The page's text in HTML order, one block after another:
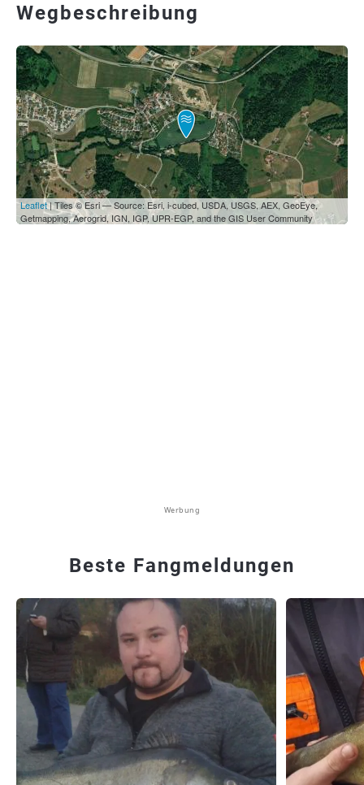
Wegbeschreibung
Leaflet| Tiles © Esri — Source: Esri, i-cubed, USDA, USGS, AEX, GeoEye,
Getmapping, Aerogrid, IGN, IGP, UPR-EGP, and the GIS User Community
Werbung
Beste Fangmeldungen